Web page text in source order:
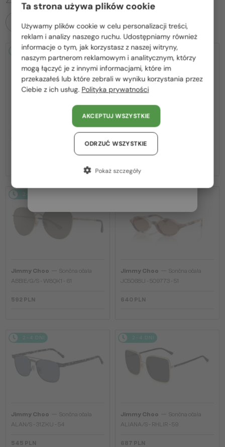
WSZYSTKIE PRODUKTY
2-4 DNI
Sončna očala
2-4 DNI
Jimmy Choo—
JC4012 - 300620 - 60
663 PLN
2-4 DNI
Jimmy Choo
Sončna očala
ABBIE/G/S - W8QK1 - 61
592 PLN
Jimmy Choo
Sončna očala
JC5068U - 509773 - 51
640 PLN
2-4 DNI
Jimmy Choo
Sončna očala
ALAN/S - 31ZKU - 54
545 PLN
2-4 DNI
Jimmy Choo
Sončna očala
ALIANA/S - RHLIR - 59
687 PLN
Proszę wybierz z listy odpowiedni dla Ciebie kraj:
Polska / PL
România / RO
Magyarország / HU
United Arab Emirates / EN
Austria / AT
Niemcy / DE
Ta strona używa plików cookie
Używamy plików cookie w celu personalizacji treści,
reklam i analizy naszego ruchu. Udostępniamy również
informacje o tym, jak korzystasz z naszej witryny,
naszym partnerom reklamowym i analitycznym, którzy
mogą łączyć je z innymi informacjami, które im
przekazałeś lub które zebrali w wyniku korzystania przez
Ciebie z ich usług. Polityka prywatności
AKCEPTUJ WSZYSTKIE
ODRZUĆ WSZYSTKIE
Pokaż szczegóły